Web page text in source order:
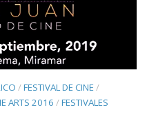
/FESTIVAL DE CINE /
ARTS 2016 /FESTIVALES